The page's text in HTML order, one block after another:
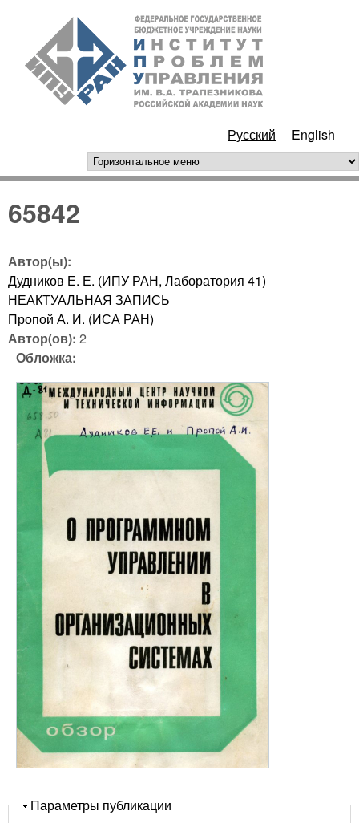
Перейти к основному
содержанию
РАН
Русский English
горизонтальное меню
65842
Автор(ы):
Дудников Е. Е. (ИПУ РАН, Лаборатория 41)
НЕАКТУАЛЬНАЯ ЗАПИСЬ
Пропой А. И. (ИСА РАН)
Автор(ов): 2
Обложка:
Скрыть
Параметры публикации